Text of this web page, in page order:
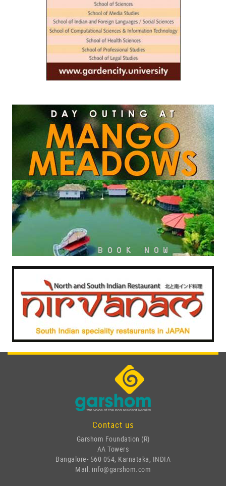
Contact us
Garshom Foundation (R)
AA Towers
Bangalore- 560 054, Karnataka, INDIA
Mail: info@garshom.com